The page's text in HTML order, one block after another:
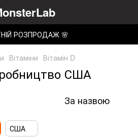
РОЗПРОДАЖ 🌸
Вітаміни Вітамін D
США
За назвою
США